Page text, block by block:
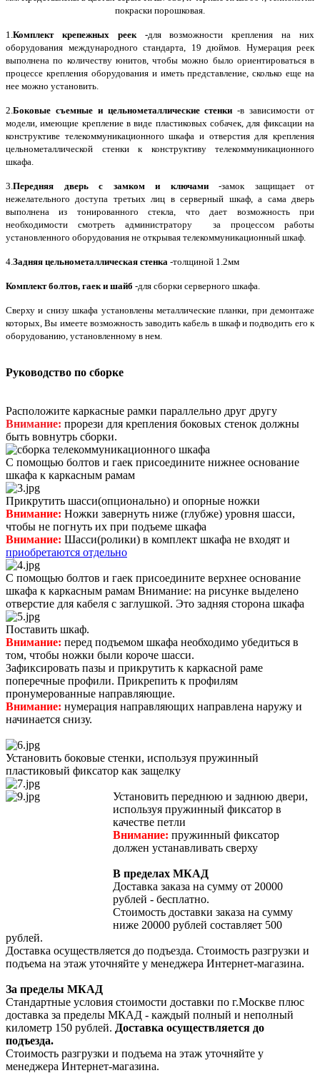
покраски порошковая.
1. Комплект крепежных реек -для возможности крепления на них
оборудования международного стандарта, 19 дюймов. Нумерация реек
выполнена по количеству юнитов, чтобы можно было ориентироваться в
процессе крепления оборудования и иметь представление, сколько еще на
нее можно установить.
2. Боковые съемные и цельнометаллические стенки -в зависимости от
модели, имеющие крепление в виде пластиковых собачек, для фиксации на
конструктиве телекоммуникационного шкафа и отверстия для крепления
цельнометаллической стенки к конструктиву телекоммуникационного
шкафа.
3. Передняя дверь с замком и ключами-замок защищает от
нежелательного доступа третьих лиц в серверный шкаф, а сама дверь
выполнена из тонированного стекла, что дает возможность при
необходимости смотреть администратору за процессом работы
установленного оборудования не открывая телекоммуникационный шкаф.
4. Задняя цельнометаллическая стенка -толщиной 1.2мм
Комплект болтов, гаек и шайб -для сборки серверного шкафа.
Сверху и снизу шкафа установлены металлические планки, при демонтаже
которых, Вы имеете возможность заводить кабель в шкаф и подводить его к
оборудованию, установленному в нем.
Руководство по сборке
Расположите каркасные рамки параллельно друг другу
Внимание: прорези для крепления боковых стенок должны
быть вовнутрь сборки.
С помощью болтов и гаек присоедините нижнее основание
шкафа к каркасным рамам
Прикрутить шасси(опционально) и опорные ножки
Внимание: Ножки завернуть ниже (глубже) уровня шасси,
чтобы не погнуть их при подъеме шкафа
Внимание: Шасси(ролики) в комплект шкафа не входят и
приобретаются отдельно
С помощью болтов и гаек присоедините верхнее основание
шкафа к каркасным рамам Внимание: на рисунке выделено
отверстие для кабеля с заглушкой. Это задняя сторона шкафа
Поставить шкаф.
Внимание: перед подъемом шкафа необходимо убедиться в
том, чтобы ножки были короче шасси.
Зафиксировать пазы и прикрутить к каркасной раме
поперечные профили. Прикрепить к профилям
пронумерованные направляющие.
Внимание: нумерация направляющих направлена наружу и
начинается снизу.
Установить боковые стенки, используя пружинный
пластиковый фиксатор как защелку
Установить переднюю и заднюю двери,
используя пружинный фиксатор в
качестве петли
Внимание: пружинный фиксатор
должен устанавливать сверху
В пределах МКАД
Доставка заказа на сумму от 20000
рублей - бесплатно.
Стоимость доставки заказа на сумму
ниже 20000 рублей составляет 500
рублей.
Доставка осуществляется до подъезда. Стоимость разгрузки и
подъема на этаж уточняйте у менеджера Интернет-магазина.
За пределы МКАД
Стандартные условия стоимости доставки по г.Москве плюс
доставка за пределы МКАД - каждый полный и неполный
километр 150 рублей. Доставка осуществляется до
подъезда.
Стоимость разгрузки и подъема на этаж уточняйте у
менеджера Интернет-магазина.